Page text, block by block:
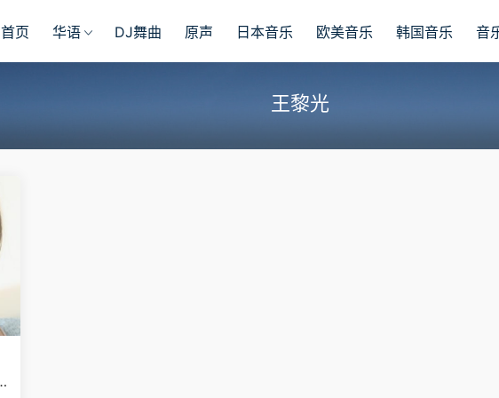
首页 华语 DJ舞曲 原声 日本音乐 欧美音乐 韩国音乐 音
王黎光